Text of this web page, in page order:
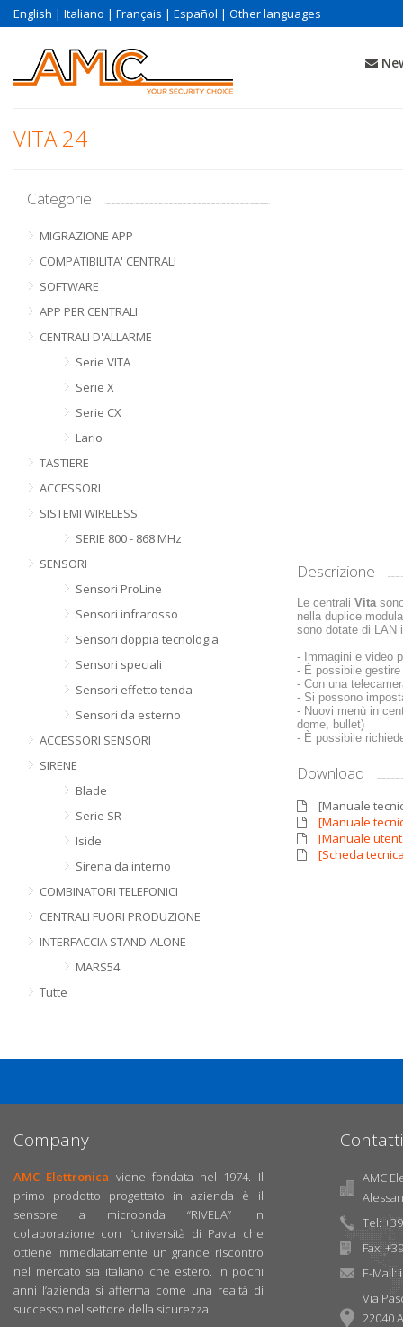
English | Italiano | Français | Español | Other languages
VITA 24
Categorie
MIGRAZIONE APP
COMPATIBILITA' CENTRALI
SOFTWARE
APP PER CENTRALI
CENTRALI D'ALLARME
Serie VITA
Serie X
Serie CX
Lario
TASTIERE
ACCESSORI
SISTEMI WIRELESS
SERIE 800 - 868 MHz
SENSORI
Sensori ProLine
Sensori infrarosso
Sensori doppia tecnologia
Sensori speciali
Sensori effetto tenda
Sensori da esterno
ACCESSORI SENSORI
SIRENE
Blade
Serie SR
Iside
Sirena da interno
COMBINATORI TELEFONICI
CENTRALI FUORI PRODUZIONE
INTERFACCIA STAND-ALONE
MARS54
Tutte
Descrizione
Le centrali Vita
nella duplice
sono dotate di LAN
- Immagini e video
- È possibile
- Con una
- Si possono
- Nuovi menù in
dome, bullet)
- È possibile
Download
[Manuale
[Manuale
[Manuale
[Scheda
Company
AMC Elettronica viene fondata nel 1974. Il
primo prodotto progettato in azienda è il
sensore a microonda “RIVELA” in
collaborazione con l’università di Pavia che
ottiene immediatamente un grande riscontro
nel mercato sia italiano che estero. In pochi
anni l’azienda si afferma come una realtà di
successo nel settore della sicurezza.
Contatti
AMC
Tel:
Fax:
E-Mail:
Via
22040